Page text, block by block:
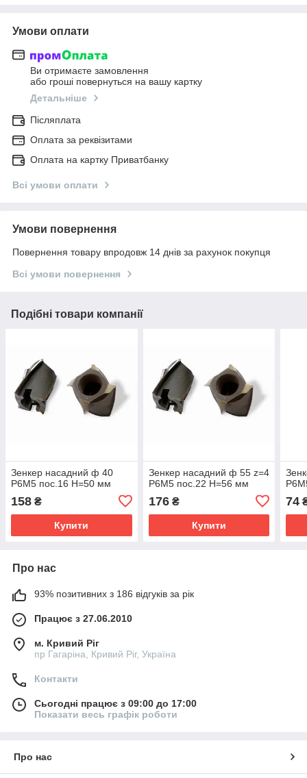
Умови оплати
Ви отримаєте замовлення
або гроші повернуться на вашу картку
Детальніше
Післяплата
Оплата за реквізитами
Оплата на картку Приватбанку
Всі умови оплати
Умови повернення
Повернення товару впродовж 14 днів за рахунок покупця
Всі умови повернення
Подібні товари компанії
Зенкер насадний ф 40
Р6М5 пос.16 Н=50 мм
158 ₴
Купити
Зенкер насадний ф 55 z=4
Р6М5 пос.22 Н=56 мм
176₴
Купити
74
Про нас
93% позитивних з 186 відгуків за рік
Працює з 27.06.2010
м. Кривий Ріг
пр Гагаріна, Кривий Ріг, Україна
Контакти
Сьогодні працює з 09:00 до 17:00
Показати весь графік роботи
Про нас